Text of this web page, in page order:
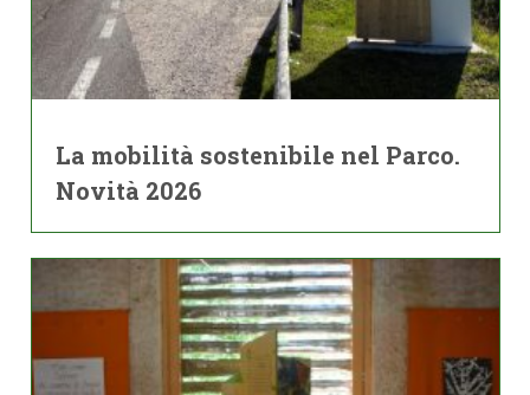
La mobilità sostenibile nel Parco.
Novità 2026